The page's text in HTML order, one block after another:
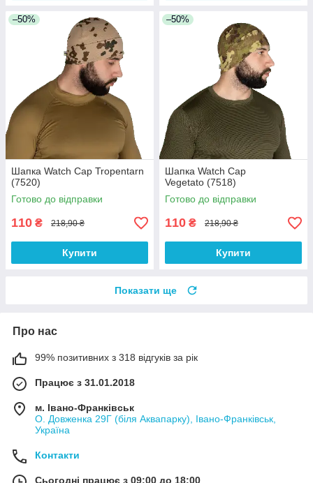
–50%
Шапка Watch Cap Tropentarn
(7520)
Готово до відправки
110 ₴ 218,90 ₴
Купити
–50%
Шапка Watch Cap
Vegetato (7518)
Готово до відправки
110 ₴ 218,90 ₴
Купити
Показати ще
Про нас
99% позитивних з 318 відгуків за рік
Працює з 31.01.2018
м. Івано-Франківськ
О. Довженка 29Г (біля Аквапарку), Івано-Франківськ,
Україна
Контакти
Сьогодні працює з 09:00 до 18:00